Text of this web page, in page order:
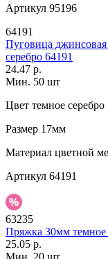
Артикул 95196
64191
Пуговица
серебро 64191
24.47 р.
Мин. 50 шт
Цвет темное серебро
Размер 17мм
Материал цветной
Артикул 64191
63235
Пряжка 30мм темное
25.05 р.
Мин. 20 шт